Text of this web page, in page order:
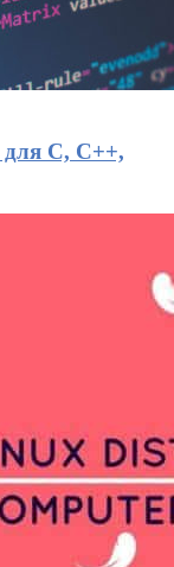
C, C++,